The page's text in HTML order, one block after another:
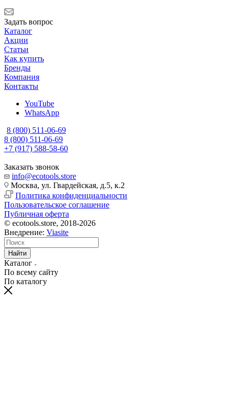
Задать вопрос
Каталог
Акции
Статьи
Как купить
Бренды
Компания
Контакты
YouTube
WhatsApp
8 (800) 511-06-69
8 (800) 511-06-69
+7 (917) 588-58-60
Заказать звонок
info@ecotools.store
Москва, ул. Гвардейская, д.5, к.2
Политика конфиденциальности
Пользовательское соглашение
Публичная оферта
© ecotools.store, 2018-2026
Внедрение: Viasite
Найти
Каталог
По всему сайту
По каталогу